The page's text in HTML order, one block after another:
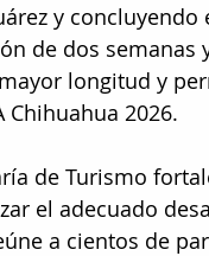
y
de dos semanas
longitud y
Chihuahua 2026.
de Turismo
el adecuado
a cientos de